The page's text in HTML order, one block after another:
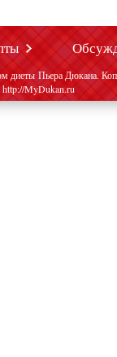
диеты Пьера Дюкана.
http://MyDukan.ru